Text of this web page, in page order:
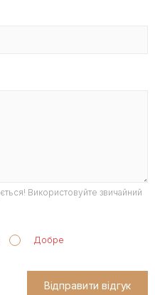
Використовуйте звичайний
Добре
Відправити відгук